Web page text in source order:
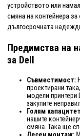
устройството или
смяна на контейнера
дългосрочната
Предимства на
за Dell
Съвместимост:
проектирани
модели принтери
закупите
Голям
нашите
смяна. Така ще